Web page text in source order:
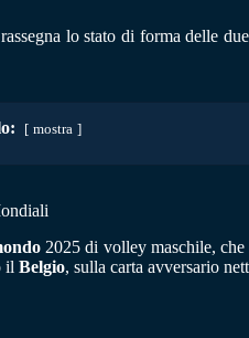
lo stato di forma delle
mostra
2025 di volley maschile,
il Belgio, sulla carta avversario